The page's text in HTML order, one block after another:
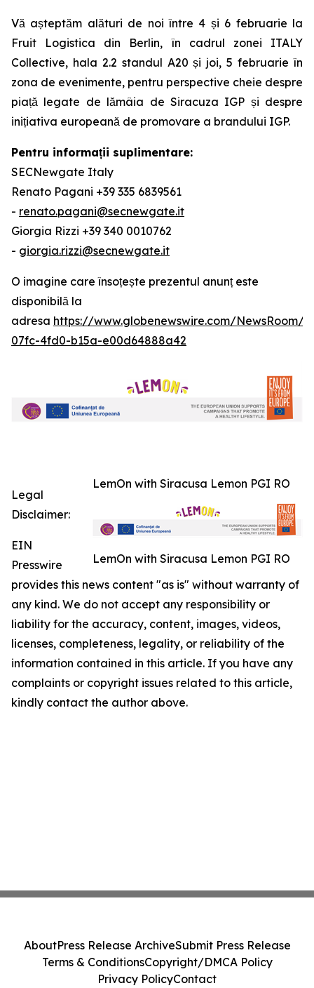
Vă așteptăm alături de noi între 4 și 6 februarie la
Fruit Logistica din Berlin, în cadrul zonei ITALY
Collective, hala 2.2 standul A20 și joi, 5 februarie în
zona de evenimente, pentru perspective cheie despre
piață legate de lămâia de Siracuza IGP și despre
inițiativa europeană de promovare a brandului IGP.
Pentru informații suplimentare:
SECNewgate Italy
Renato Pagani +39 335 6839561
- renato.pagani@secnewgate.it
Giorgia Rizzi +39 340 0010762
- giorgia.rizzi@secnewgate.it
O imagine care însoțește prezentul anunț este
disponibilă la
adresa https://www.globenewswire.com/NewsRoom/
07fc-4fd0-b15a-e00d64888a42
LemOn with Siracusa Lemon PGI RO
LemOn with Siracusa Lemon PGI RO
Legal
Disclaimer:
EIN
Presswire
provides this news content "as is" without warranty of
any kind. We do not accept any responsibility or
liability for the accuracy, content, images, videos,
licenses, completeness, legality, or reliability of the
information contained in this article. If you have any
complaints or copyright issues related to this article,
kindly contact the author above.
AboutPress Release ArchiveSubmit Press Release
Terms & ConditionsCopyright/DMCA Policy
Privacy PolicyContact